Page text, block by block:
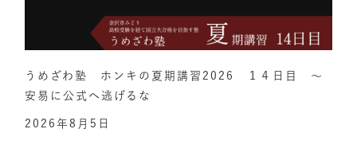
うめざわ塾 ホンキの夏期講習2026 １４日目 ～
安易に公式へ逃げるな
2026年8月5日